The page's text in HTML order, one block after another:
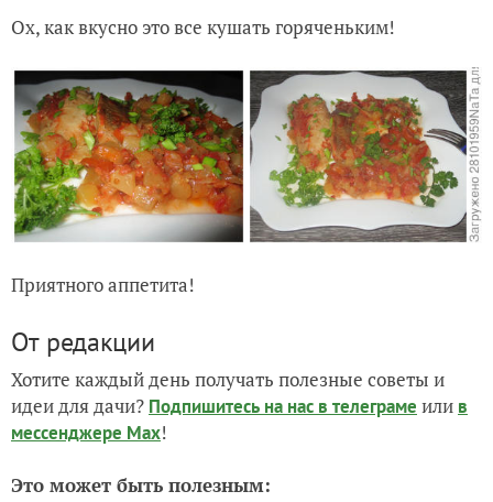
Ох, как вкусно это все кушать горяченьким!
Приятного аппетита!
От редакции
Хотите каждый день получать полезные советы и
идеи для дачи? Подпишитесь на нас в телеграме или в
мессенджере Max!
Это может быть полезным: